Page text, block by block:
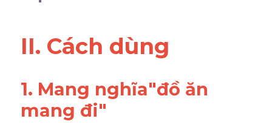
Đề thi thật Task 1
Adv
Cách dùng từ
II. Cách dùng
1. Mang nghĩa"đồ ăn
mang đi"